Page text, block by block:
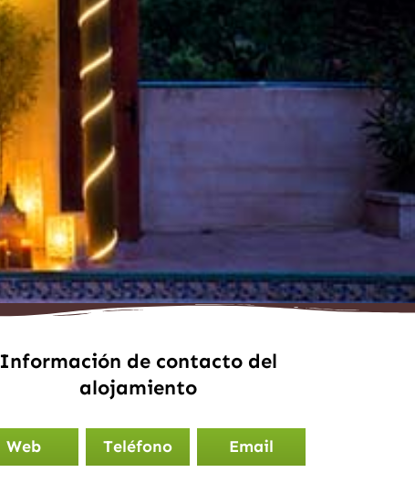
Información de contacto del
alojamiento
Web Teléfono Email